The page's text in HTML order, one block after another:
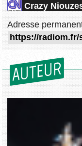
Crazy
Adresse
AUTEUR